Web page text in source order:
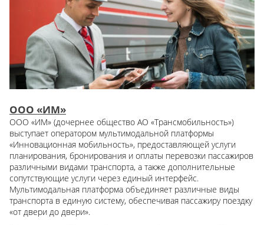
ООО «ИМ»
ООО «ИМ» (дочернее общество АО «Трансмобильность»)
выступает оператором мультимодальной платформы
«Инновационная мобильность», предоставляющей услуги
планирования, бронирования и оплаты перевозки пассажиров
различными видами транспорта, а также дополнительные
сопутствующие услуги через единый интерфейс.
Мультимодальная платформа объединяет различные виды
транспорта в единую систему, обеспечивая пассажиру поездку
«от двери до двери».